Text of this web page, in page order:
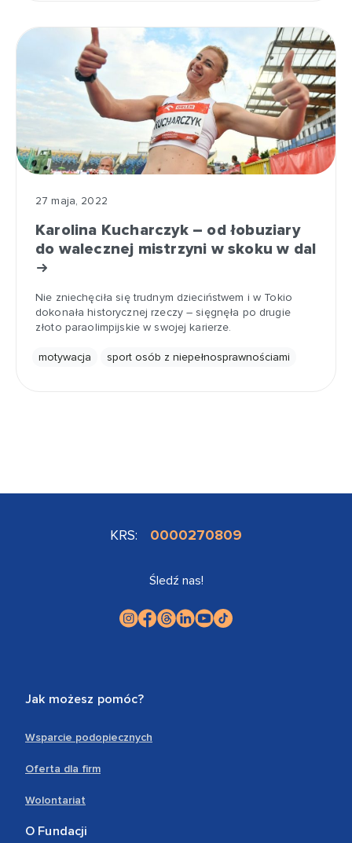
27 maja, 2022
Karolina Kucharczyk – od łobuziary
do walecznej mistrzyni w skoku w dal
Nie zniechęciła się trudnym dzieciństwem i w Tokio
dokonała historycznej rzeczy – sięgnęła po drugie
złoto paraolimpijskie w swojej karierze.
motywacja sport osób z niepełnosprawnościami
KRS: 0000270809
Śledź nas!
Jak możesz pomóc?
Wsparcie podopiecznych
Oferta dla firm
Wolontariat
O Fundacji